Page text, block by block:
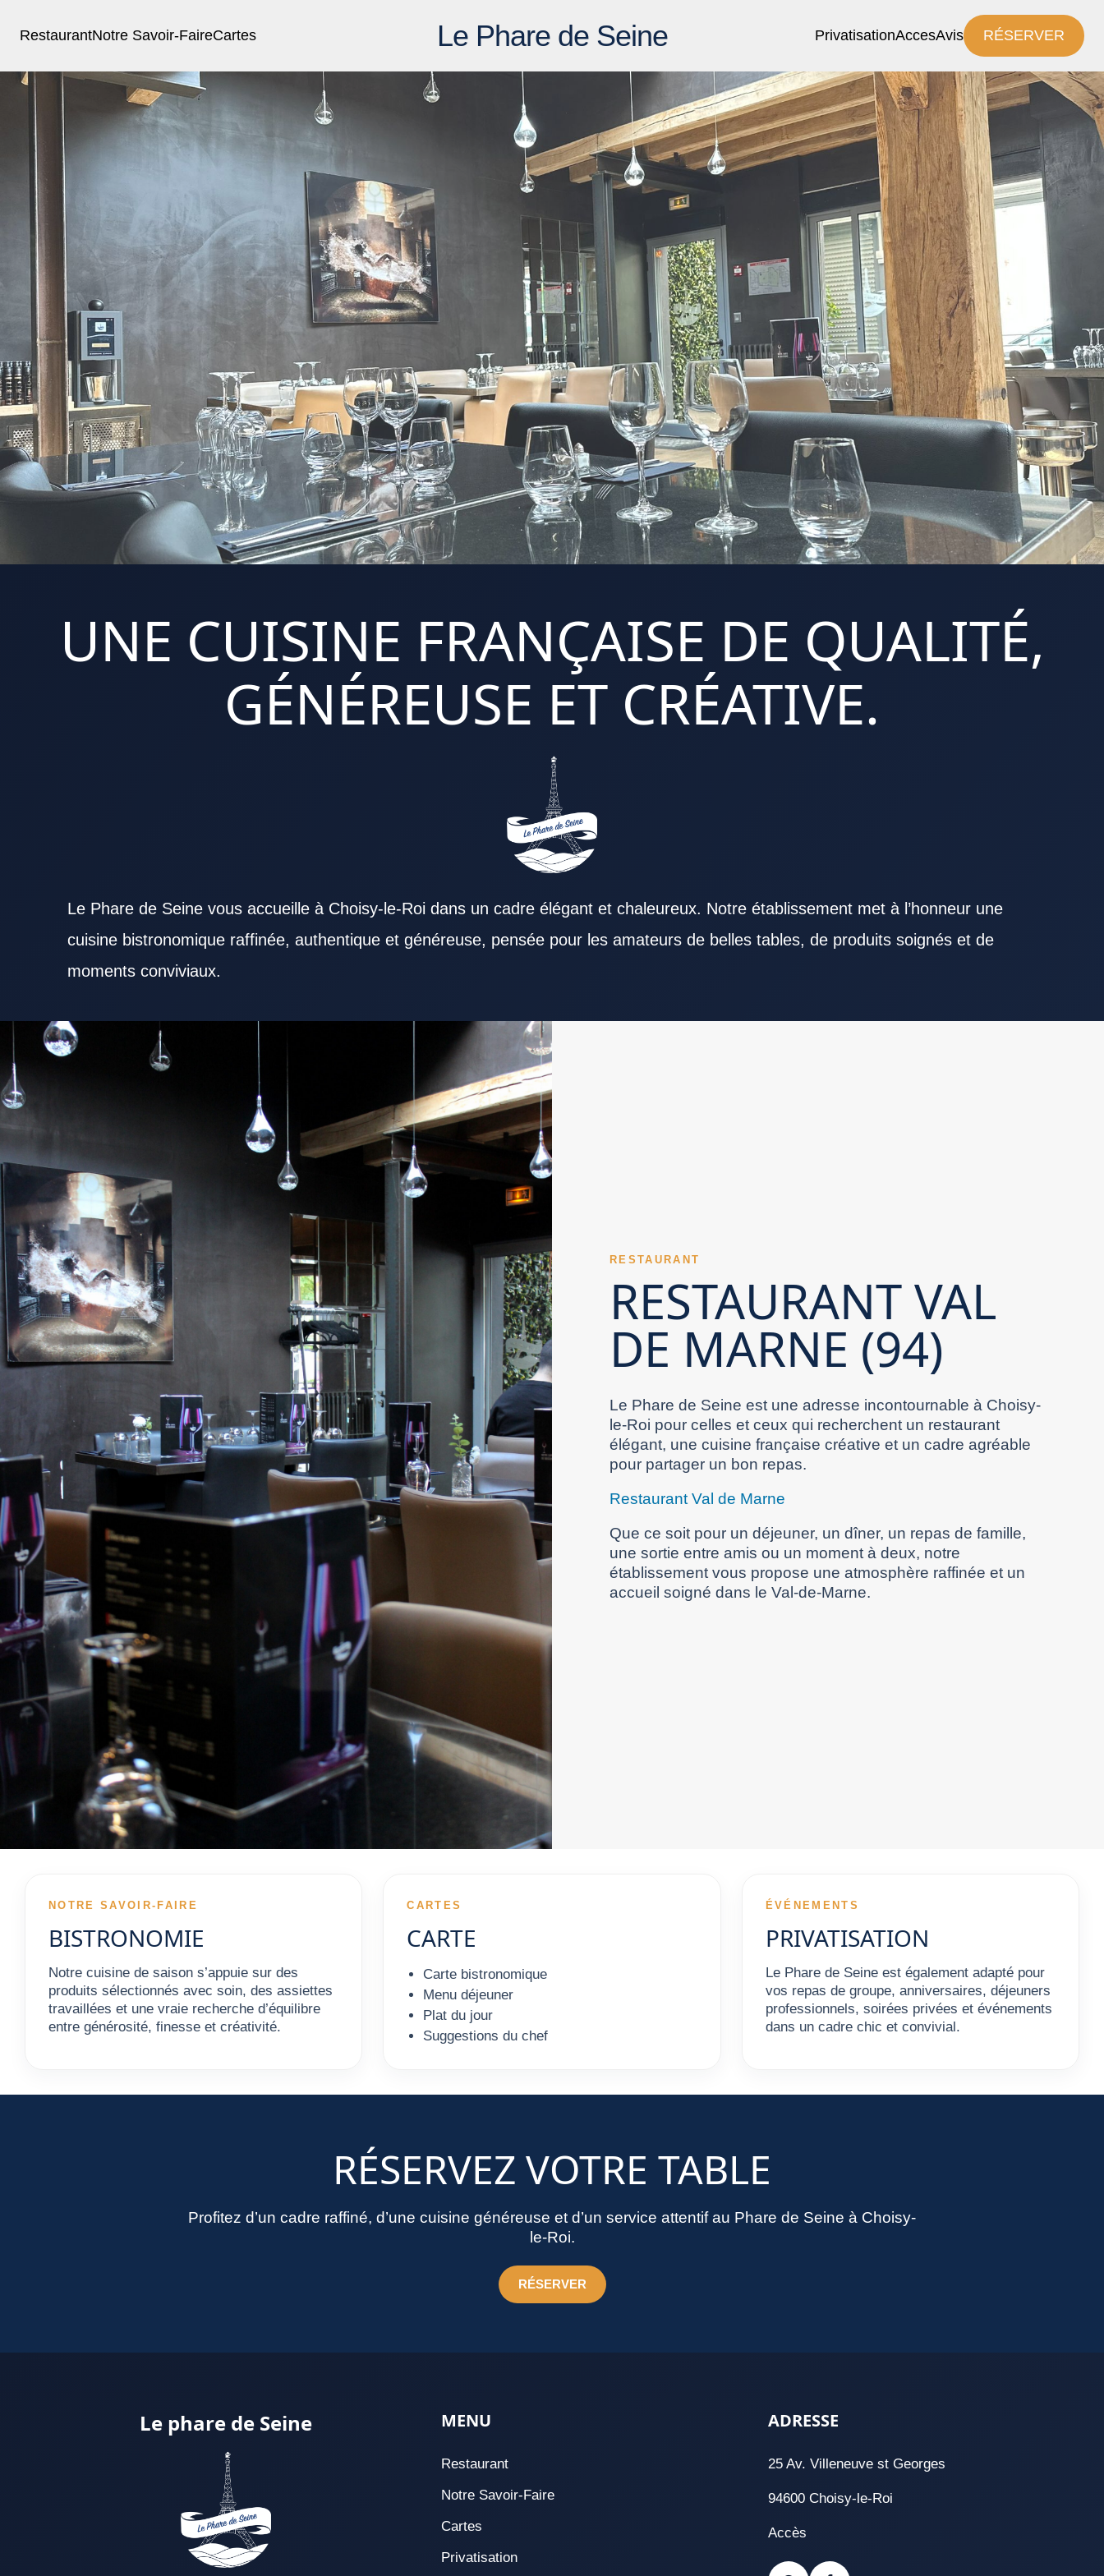
RestaurantNotre Savoir-FaireCartes Le Phare de Seine PrivatisationAccesAvis RÉSERVER
UNE CUISINE FRANÇAISE DE QUALITÉ,
GÉNÉREUSE ET CRÉATIVE.
Le Phare de Seine vous accueille à Choisy-le-Roi dans un cadre élégant et chaleureux. Notre établissement met à l’honneur une
cuisine bistronomique raffinée, authentique et généreuse, pensée pour les amateurs de belles tables, de produits soignés et de
moments conviviaux.
Trouver un Restaurant Val de Marne de qualité devient plus simple avec les bonnes informations. Un Restaurant Val de Marne peut séduire aussi
bien les habitants que les visiteurs de passage. Le confort d’un Restaurant Val de Marne améliore nettement le moment passé à table. Une
sélection de plats cohérente valorise efficacement un Restaurant Val de Marne. Un Restaurant Val de Marne convaincant accorde une grande
importance à la qualité des produits. L’attention portée aux clients améliore la réputation d’un Restaurant Val de Marne. L’accessibilité d’un
Restaurant Val de Marne participe au confort global de la sortie. Un Restaurant Val de Marne capable de servir rapidement séduit les actifs. Le
soir, un Restaurant Val de Marne chaleureux attire ceux qui recherchent un bon moment. Un Restaurant Val de Marne représente une option
intéressante pour un déjeuner d’affaires. Un Restaurant Val de Marne compétitif séduit par la justesse de son offre. La personnalité culinaire d’un
Restaurant Val de Marne repose souvent sur ses spécialités. Un Restaurant Val de Marne inspire davantage confiance lorsqu’il reste constant.
Les avis permettent de mieux cerner les points forts d’un Restaurant Val de Marne. Un Restaurant Val de Marne peut valoriser des recettes du
terroir comme des inspirations actuelles. Anticiper sa réservation dans un Restaurant Val de Marne permet de gagner en sérénité. Un Restaurant
Val de Marne adapté aux familles offre un cadre rassurant pour tous. Pour une occasion spéciale, un Restaurant Val de Marne raffiné peut faire
la différence. La qualité perçue d’un Restaurant Val de Marne passe aussi par l’apparence des recettes. La propreté reste un critère
incontournable dans un Restaurant Val de Marne. Évaluer un Restaurant Val de Marne suppose d’observer la cuisine, le service et le cadre.
Un Restaurant Val de Marne peut gagner une vraie notoriété auprès des amateurs de cuisine. L’univers d’un Restaurant Val de Marne se
découvre dès les premières minutes. Un Restaurant Val de Marne avec une équipe attentive inspire immédiatement confiance. La précision en
cuisine fait partie des forces d’un Restaurant Val de Marne. Les entrées d’un Restaurant Val de Marne peuvent déjà convaincre les convives. Un
Restaurant Val de Marne se juge beaucoup sur l’exécution de ses plats principaux. Le moment du dessert valorise souvent la créativité d’un
Restaurant Val de Marne. La réputation numérique aide un Restaurant Val de Marne à se développer. Un Restaurant Val de Marne gagne en
attractivité avec une offre boissons cohérente. La flexibilité d’un Restaurant Val de Marne constitue parfois un avantage appréciable. Des sièges
adaptés rendent le moment plus plaisant dans un Restaurant Val de Marne. Aux beaux jours, un Restaurant Val de Marne avec extérieur devient
très recherché. La fluidité du repas dépend souvent de l’organisation d’un Restaurant Val de Marne. Le positionnement d’un Restaurant Val de
Marne devient plus fort avec une offre homogène. La générosité culinaire participe à l’image positive d’un Restaurant Val de Marne. La
délicatesse des recettes apporte du relief à un Restaurant Val de Marne. Un Restaurant Val de Marne gagne en solidité lorsqu’il plaît à sa
clientèle de proximité. Un Restaurant Val de Marne attractif en ligne augmente ses chances d’être choisi. Un Restaurant Val de Marne représente
souvent une belle option pour célébrer. L’intérêt d’un Restaurant Val de Marne se révèle dans la satisfaction générale qu’il procure.
Un Restaurant Val de Marne répond généralement à plusieurs besoins de restauration. L’expérience d’un Restaurant Val de Marne se joue aussi
dans la qualité de la salle. La propreté visuelle améliore l’accueil perçu dans un Restaurant Val de Marne. Le professionnalisme culinaire valorise
fortement un Restaurant Val de Marne. Un Restaurant Val de Marne peut devenir inoubliable grâce à l’ensemble de son ambiance. Un
Restaurant Val de Marne agréable veille souvent à l’équilibre sonore de sa salle. Les horaires d’un Restaurant Val de Marne participent à sa
facilité d’accès. La clarté de l’offre contribue à la réussite d’un Restaurant Val de Marne. L’exigence supérieure peut devenir la marque d’un
Restaurant Val de Marne. L’univers décoratif contribue à la mémorisation d’un Restaurant Val de Marne. Un Restaurant Val de Marne performant
sait gérer l’affluence sans dégrader la qualité. La qualité relationnelle du personnel enrichit l’expérience dans un Restaurant Val de Marne. La
présentation de l’offre influence aussi l’image d’un Restaurant Val de Marne. La cohérence entre carte affichée et plats disponibles est
importante dans un Restaurant Val de Marne. Un Restaurant Val de Marne apprécié est souvent conseillé par ses clients satisfaits. Le charme
d’un Restaurant Val de Marne tient souvent à l’équilibre de tous ses éléments. Un Restaurant Val de Marne adapté rend le repas plus fluide et
plus plaisant. Dans le Val-de-Marne, trouver la bonne table demande surtout de comparer les bons critères. La force d’un Restaurant Val de
Marne tient à la qualité complète de son accueil.
RESTAURANT
RESTAURANT VAL
DE MARNE (94)
Le Phare de Seine est une adresse incontournable à Choisy-
le-Roi pour celles et ceux qui recherchent un restaurant
élégant, une cuisine française créative et un cadre agréable
pour partager un bon repas.
Restaurant Val de Marne
Que ce soit pour un déjeuner, un dîner, un repas de famille,
une sortie entre amis ou un moment à deux, notre
établissement vous propose une atmosphère raffinée et un
accueil soigné dans le Val-de-Marne.
NOTRE SAVOIR-FAIRE
BISTRONOMIE
Notre cuisine de saison s’appuie sur des
produits sélectionnés avec soin, des assiettes
travaillées et une vraie recherche d’équilibre
entre générosité, finesse et créativité.
CARTES
CARTE
Carte bistronomique
Menu déjeuner
Plat du jour
Suggestions du chef
ÉVÉNEMENTS
PRIVATISATION
Le Phare de Seine est également adapté pour
vos repas de groupe, anniversaires, déjeuners
professionnels, soirées privées et événements
dans un cadre chic et convivial.
RÉSERVEZ VOTRE TABLE
Profitez d’un cadre raffiné, d’une cuisine généreuse et d’un service attentif au Phare de Seine à Choisy-
le-Roi.
RÉSERVER
Le phare de Seine MENU
Restaurant
Notre Savoir-Faire
Cartes
Privatisation
ADRESSE
25 Av. Villeneuve st Georges
94600 Choisy-le-Roi
Accès